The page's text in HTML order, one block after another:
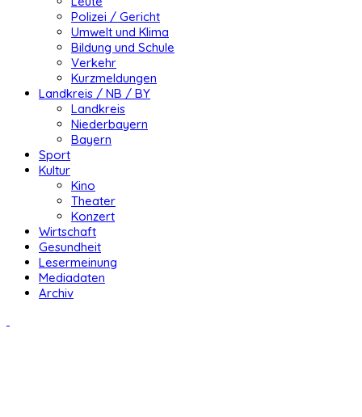
Polizei / Gericht
Umwelt und Klima
Bildung und Schule
Verkehr
Kurzmeldungen
Landkreis / NB / BY
Landkreis
Niederbayern
Bayern
Sport
Kultur
Kino
Theater
Konzert
Wirtschaft
Gesundheit
Lesermeinung
Mediadaten
Archiv